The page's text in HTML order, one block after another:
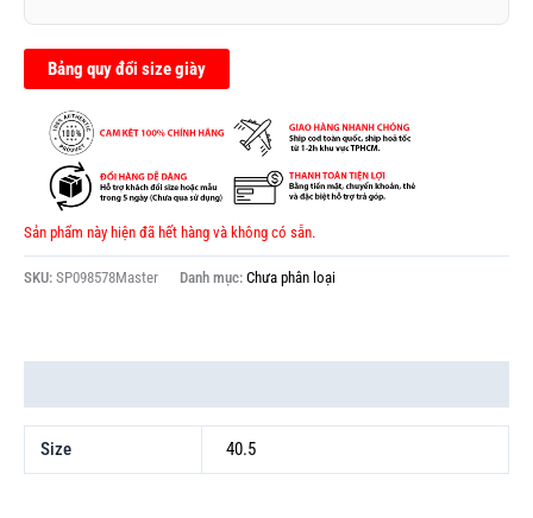
0.0
sao
Bảng quy đổi size giày
Sản phẩm này hiện đã hết hàng và không có sẵn.
SKU: SP098578Master Danh mục: Chưa phân loại
Size 40.5